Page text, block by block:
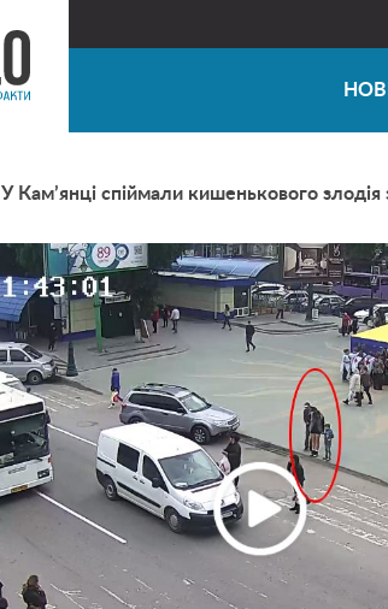
У Кам’янці спіймали кишенькового злодія